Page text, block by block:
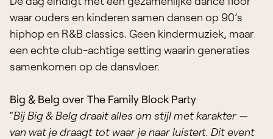
waar ouders en kinderen samen dansen op 90’s
hiphop en R&B classics. Geen kindermuziek, maar
een echte club-achtige setting waarin generaties
samenkomen op de dansvloer.
Big & Belg over The Family Block Party
“Bij Big & Belg draait alles om stijl met karakter —
van wat je draagt tot waar je naar luistert. Dit event